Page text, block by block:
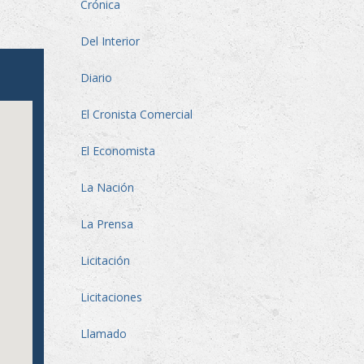
Crónica
Del Interior
Diario
El Cronista Comercial
El Economista
La Nación
La Prensa
Licitación
Licitaciones
Llamado